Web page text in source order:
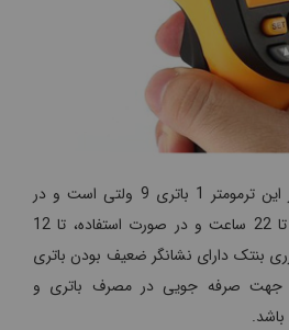
منبع تغذیه استفاده شده در این ترمومتر 1 باتری 9 ولتی است و در
صورت عدم استفاده از لیزر تا 22 ساعت و در صورت استفاده، تا 12
بنتک دارای نشانگر ضعیف بودن باتری
جهت صرفه جویی در مصرف باتری و